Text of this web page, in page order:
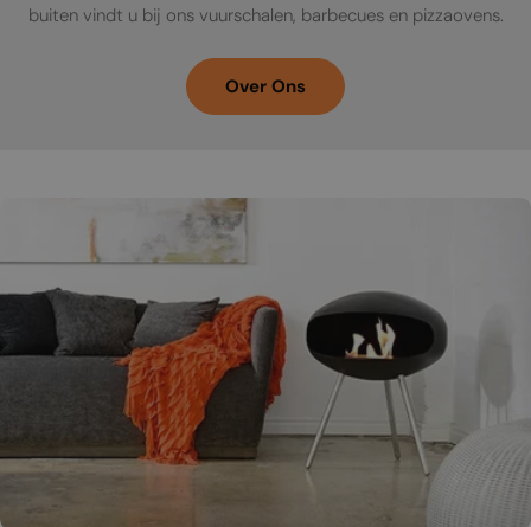
buiten vindt u bij ons vuurschalen, barbecues en pizzaovens.
Over Ons